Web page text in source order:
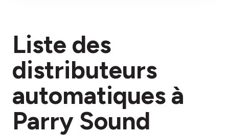
section des frais
Liste des
distributeurs
automatiques à
Parry Sound